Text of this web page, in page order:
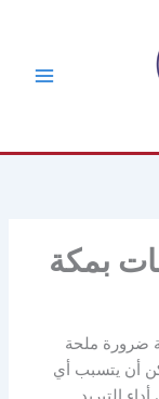
بمكة
ضرورة ملحة
أن يتسبب أي